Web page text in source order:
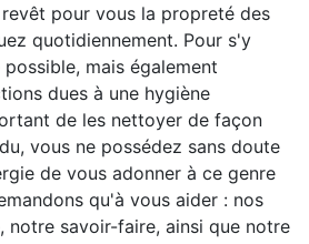
pour vous la propreté des
quotidiennement. Pour s'y
mais également
dues à une hygiène
de les nettoyer de façon
vous ne possédez sans doute
de vous adonner à ce genre
qu'à vous aider : nos
notre savoir-faire, ainsi que notre